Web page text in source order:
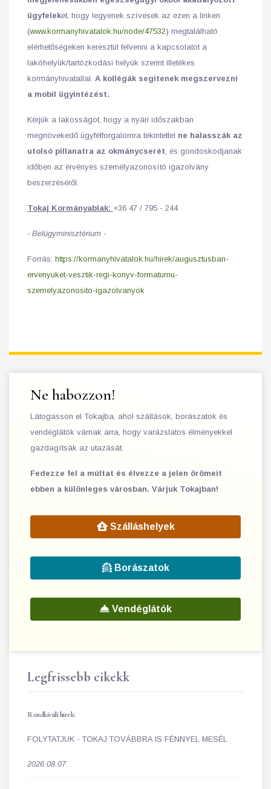
ügyfeleket, hogy legyenek szívesek az ezen a linken
(www.kormanyhivatalok.hu/node/47532) megtalálható
elérhetőségeken keresztül felvenni a kapcsolatot a
lakóhelyük/tartózkodási helyük szerint illetékes
kormányhivatallal. A kollégák segítenek megszervezni
a mobil ügyintézést.
Kérjük a lakosságot, hogy a nyári időszakban
megnövekedő ügyfélforgalomra tekintettel ne halasszák az
utolsó pillanatra az okmánycserét , és gondoskodjanak
időben az érvényes személyazonosító igazolvány
beszerzéséről.
Tokaj Kormányablak: +36 47 / 795 - 244
- Belügyminisztérium -
Forrás: https://kormanyhivatalok.hu/hirek/augusztusban-
ervenyuket-vesztik-regi-konyv-formatumu-
szemelyazonosito-igazolvanyok
Ne habozzon!
Látogasson el Tokajba, ahol szállások, borászatok és
vendéglátók várnak arra, hogy varázslatos élményekkel
gazdagítsák az utazását.
Fedezze fel a múltat és élvezze a jelen örömeit
ebben a különleges városban. Várjuk Tokajban!
Szálláshelyek
Borászatok
Vendéglátók
Legfrissebb cikekk
Rendkívüli hírek:
FOLYTATJUK - TOKAJ TOVÁBBRA IS FÉNNYEL MESÉL
2026.08.07.